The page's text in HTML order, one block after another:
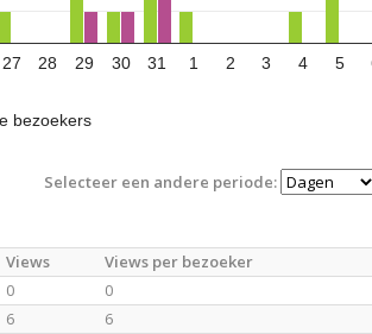
bezoekers
27 28 29 30 31 1 2 3 4 5
Selecteer een andere periode:
Views
Views per bezoeker
0
0
6
6